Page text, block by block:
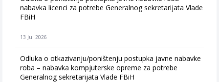
nabavka licenci za potrebe Generalnog sekretarijata Vlade
FBiH
13 Jul 2026
Odluka o otkazivanju/poništenju postupka javne nabavke
roba – nabavka kompjuterske opreme za potrebe
Generalnog sekretarijata Vlade FBiH